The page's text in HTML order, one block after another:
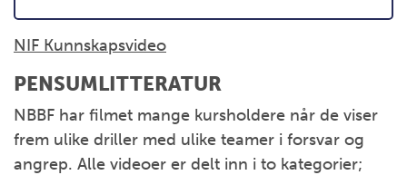
NIF Kunnskapsvideo
PENSUMLITTERATUR
NBBF har filmet mange kursholdere når de viser
frem ulike driller med ulike teamer i forsvar og
angrep. Alle videoer er delt inn i to kategorier;